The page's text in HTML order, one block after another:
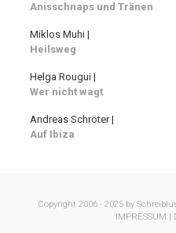
Anisschnaps und Tränen
Miklos Muhi |
Heilsweg
Helga Rougui |
Wer nicht wagt
Andreas Schröter |
Auf Ibiza
Copyright 2006 - 2025 by
IMPRESSUM |